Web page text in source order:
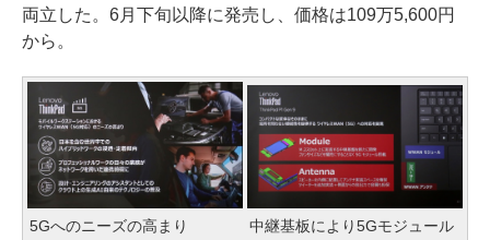
両立した。6月下旬以降に発売し、価格は109万5,600円
から。
5Gへのニーズの高まり
中継基板により5Gモジュール